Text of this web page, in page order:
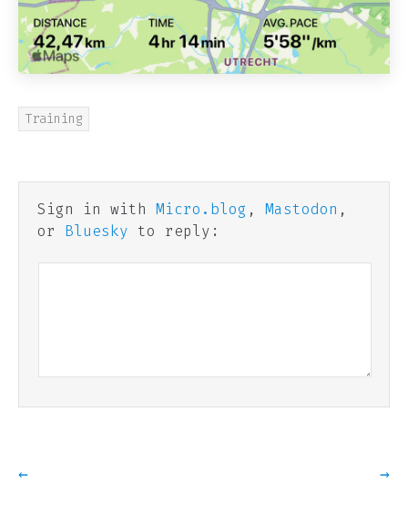
Training
Sign in with Micro.blog , Mastodon ,
or Bluesky to reply:
← →